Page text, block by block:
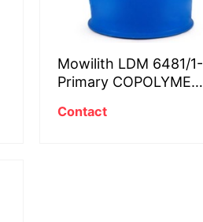
Mowilith LDM 6481/1-
Primary COPOLYME
Contact